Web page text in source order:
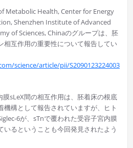
Metabolic Health, Center for Energy
Shenzhen Institute of Advanced
of Sciences, Chinaのグループは、胚
相互作用の重要性について報告してい
science/article/pii/S2090123224003060?
sLeX間の相互作用は、胚着床の根底
機構として報告されていますが、ヒト
6が、sTnで覆われた受容子宮内膜
いるということも今回発見されたよう